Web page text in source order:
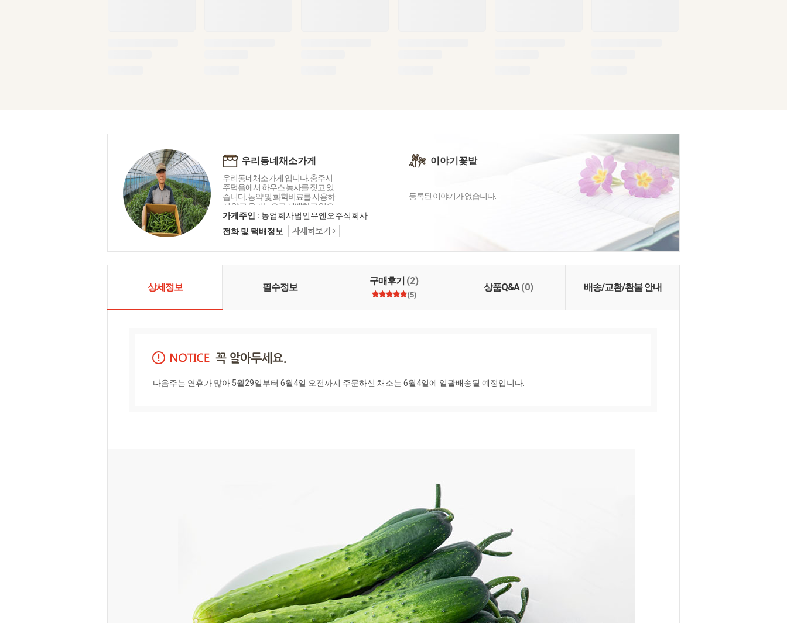
우리동네채소가게
우리동네채소가게 입니다. 충주시
주덕읍에서 하우스 농사를 짓고 있
습니다. 농약 및 화학비료를 사용하
지 않고 유기농으로 재배하고 있으
며 조금씩 재배품목을 늘려 다양한
품목을 판매할 수 있도록 노력중입
니다. 저희 농산물로는 구색을 다 갖
경농가 및 GAP농가들과 함께 우리
많은 관심을 부탁드립니다.
가게주인 : 농업회사법인유앤오주식회사
전화 및 택배정보
이야기꽃밭
등록된 이야기가 없습니다.
상세정보 필수정보
구매후기 (2)
(5)
상품Q&A(0) 배송/교환/환불 안내
다음주는 연휴가 많아 5월29일부터 6월4일 오전까지 주문하신 채소는 6월4일에 일괄배송될 예정입니다.